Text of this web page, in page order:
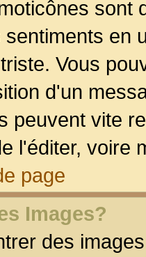
sont
en
Vous
d'un
peuvent vite
l'éditer, voire
page
Images?
des